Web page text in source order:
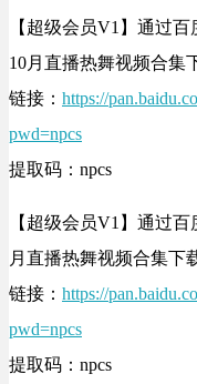
【超级会员V1】通过
10月直播热舞视频合集
链接： https://
pwd=npcs
提取码：npcs
【超级会员V1】通过
月直播热舞视频合集下
链接： https://
pwd=npcs
提取码：npcs